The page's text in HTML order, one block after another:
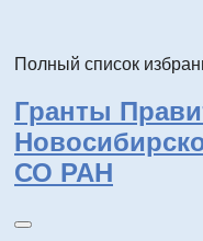
Полный список
Гранты
СО РАН